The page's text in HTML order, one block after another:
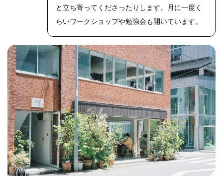
と立ち寄ってくださったりします。月に一度く
らいワークショップや勉強会も開いています。